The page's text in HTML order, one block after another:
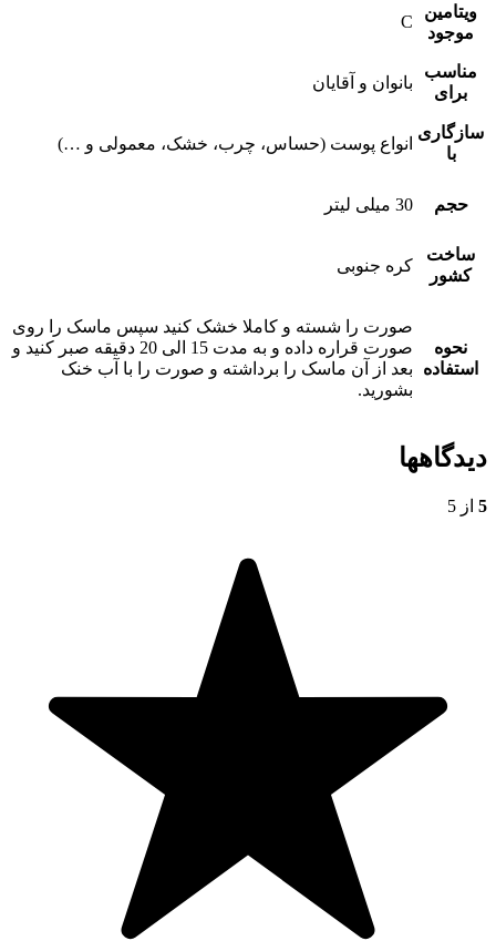
ویتامین
موجود
C
مناسب
برای
بانوان و آقایان
سازگاری
با
انواع پوست (حساس، چرب، خشک، معمولی و …)
حجم 30 میلی لیتر
ساخت
کشور
کره جنوبی
نحوه
استفاده
صورت را شسته و کاملا خشک کنید سپس ماسک را روی
صورت قراره داده و به مدت 15 الی 20 دقیقه صبر کنید و
بعد از آن ماسک را برداشته و صورت را با آب خنک
بشورید.
دیدگاهها
5 از 5